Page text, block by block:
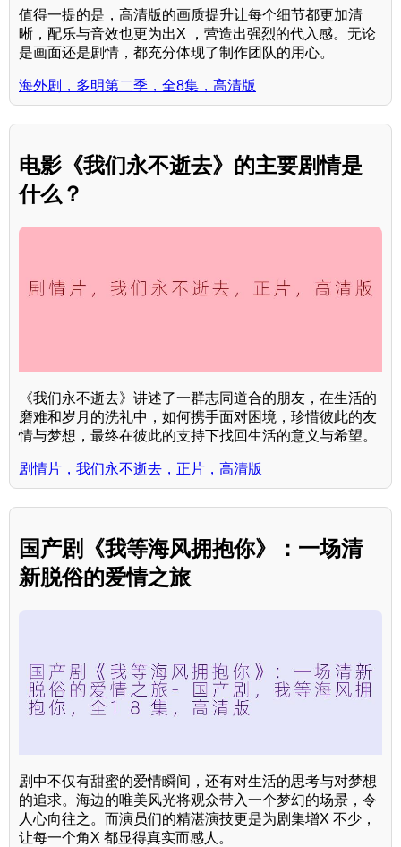
值得一提的是，高清版的画质提升让每个细节都更加清
晰，配乐与音效也更为出X ，营造出强烈的代入感。无论
是画面还是剧情，都充分体现了制作团队的用心。
海外剧，多明第二季，全8集，高清版
电影《我们永不逝去》的主要剧情是
什么？
《我们永不逝去》讲述了一群志同道合的朋友，在生活的
磨难和岁月的洗礼中，如何携手面对困境，珍惜彼此的友
情与梦想，最终在彼此的支持下找回生活的意义与希望。
剧情片，我们永不逝去，正片，高清版
国产剧《我等海风拥抱你》：一场清
新脱俗的爱情之旅
剧中不仅有甜蜜的爱情瞬间，还有对生活的思考与对梦想
的追求。海边的唯美风光将观众带入一个梦幻的场景，令
人心向往之。而演员们的精湛演技更是为剧集增X 不少，
让每一个角X 都显得真实而感人。